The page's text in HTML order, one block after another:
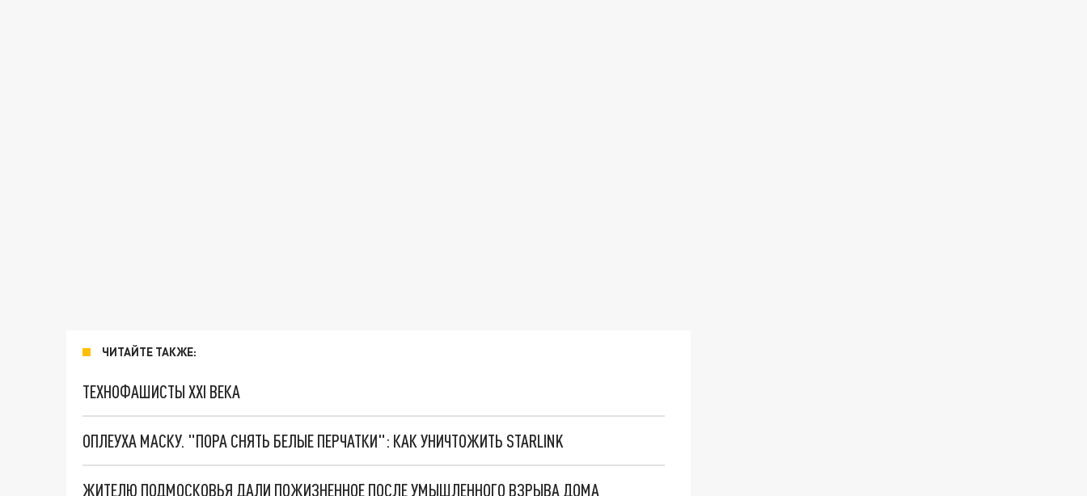
ЧИТАЙТЕ ТАКЖЕ:
ТЕХНОФАШИСТЫ XXI ВЕКА
ОПЛЕУХА МАСКУ. "ПОРА СНЯТЬ БЕЛЫЕ ПЕРЧАТКИ": КАК УНИЧТОЖИТЬ STARLINK
ЖИТЕЛЮ ПОДМОСКОВЬЯ ДАЛИ ПОЖИЗНЕННОЕ ПОСЛЕ УМЫШЛЕННОГО ВЗРЫВА ДОМА